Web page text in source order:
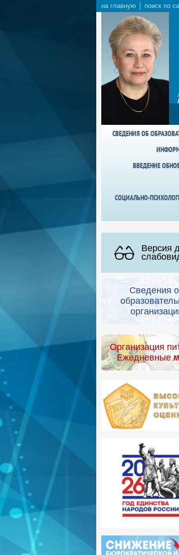
на главную поиск по
СВЕДЕНИЯ ОБ
ВВЕДЕНИЕ
СОЦИАЛЬНО-
Версия
Сведения
Организация
Ежедневные